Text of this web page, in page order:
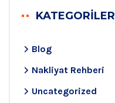
KATEGORILER
Blog
Nakliyat Rehberi
Uncategorized